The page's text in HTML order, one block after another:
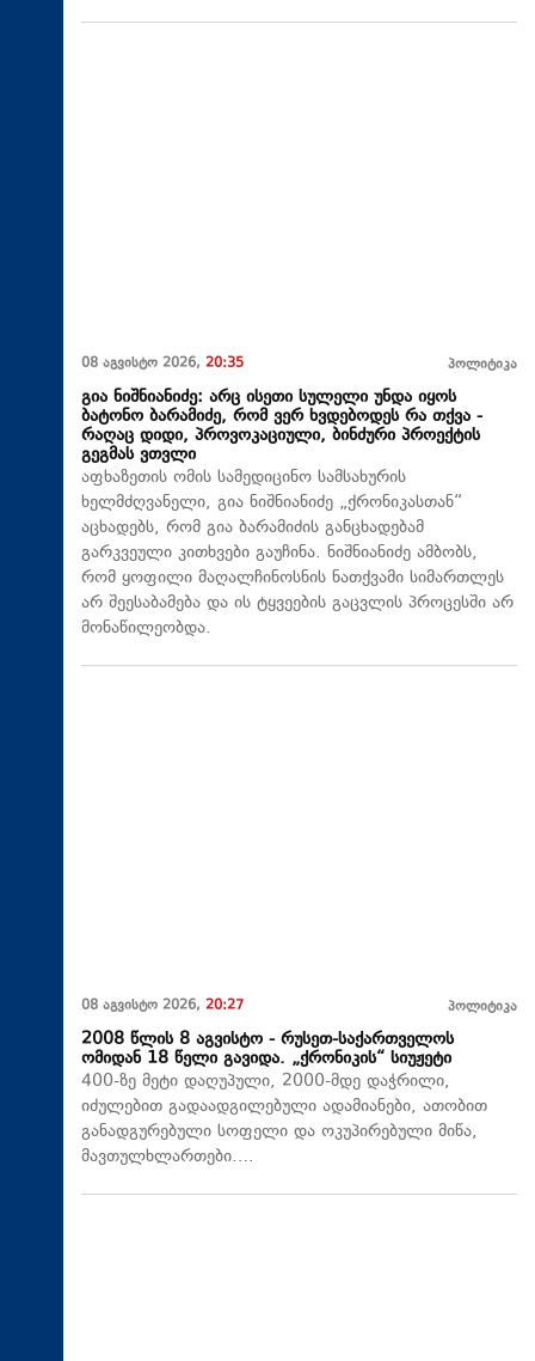
08 აგვისტო 2026, 20:35 პოლიტიკა
გია ნიშნიანიძე: არც ისეთი სულელი უნდა იყოს
ბატონო ბარამიძე, რომ ვერ ხვდებოდეს რა თქვა -
რაღაც დიდი, პროვოკაციული, ბინძური პროექტის
გეგმას ვთვლი
აფხაზეთის ომის სამედიცინო სამსახურის
ხელმძღვანელი, გია ნიშნიანიძე „ქრონიკასთან“
აცხადებს, რომ გია ბარამიძის განცხადებამ
გარკვეული კითხვები გაუჩინა. ნიშნიანიძე ამბობს,
რომ ყოფილი მაღალჩინოსნის ნათქვამი სიმართლეს
არ შეესაბამება და ის ტყვეების გაცვლის პროცესში არ
მონაწილეობდა.
08 აგვისტო 2026, 20:27 პოლიტიკა
2008 წლის 8 აგვისტო - რუსეთ-საქართველოს
ომიდან 18 წელი გავიდა. „ქრონიკის“ სიუჟეტი
400-ზე მეტი დაღუპული, 2000-მდე დაჭრილი,
იძულებით გადაადგილებული ადამიანები, ათობით
განადგურებული სოფელი და ოკუპირებული მიწა,
მავთულხლართები….